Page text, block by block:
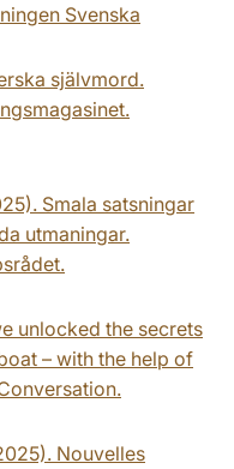
Svenska
självmord.
Smala satsningar
utmaningar.
unlocked the secrets
– with the help of
Nouvelles